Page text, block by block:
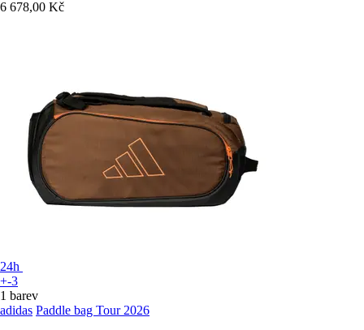
6 678,00 Kč
24h
+-3
1 barev
adidas Paddle bag Tour 2026